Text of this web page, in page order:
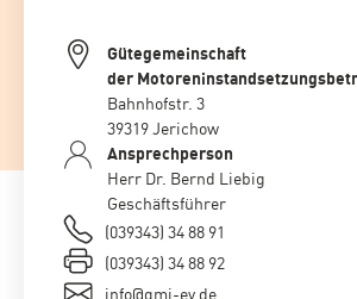
Gütegemeinschaft
der
Bahnhofstr. 3
39319 Jerichow
Ansprechperson
Herr Dr. Bernd Liebig
Geschäftsführer
(039343) 34 88 91
(039343) 34 88 92
info@gmi-ev.de